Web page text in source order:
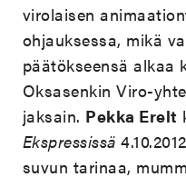
virolaisen
ohjauksessa, mikä
päätökseensä alkaa
Oksasenkin Viro-
jaksain. Pekka Erelt
Ekspressissä
suvun tarinaa,